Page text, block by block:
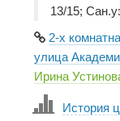
13/15;
2-х
улица
Ирина
История